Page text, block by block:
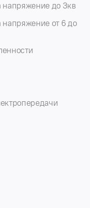
напряжение до 3кв
от 6 до